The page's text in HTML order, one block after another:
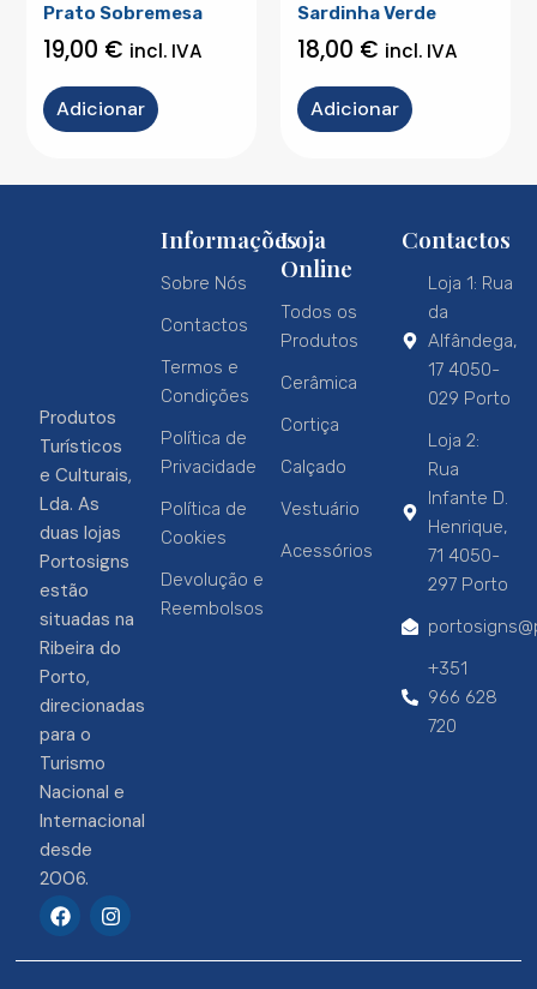
Prato Sobremesa
19,00 € incl. IVA
Adicionar
Sardinha Verde
18,00 € incl. IVA
Adicionar
Produtos
Turísticos
e Culturais,
Lda. As
duas lojas
Portosigns
estão
situadas na
Ribeira do
Porto,
direcionadas
para o
Turismo
Nacional e
Internacional
desde
2006.
F
a
e
I
n
t
Informações
Sobre Nós
Contactos
Termos e
Condições
Política de
Privacidade
Política de
Cookies
Devolução e
Reembolsos
Loja
Online
Todos os
Produtos
Cerâmica
Cortiça
Calçado
Vestuário
Acessórios
Contactos
Loja 1: Rua
da
Alfândega,
17 4050-
029 Porto
Loja 2:
Rua
Infante D.
Henrique,
71 4050-
297 Porto
+351
966 628
720